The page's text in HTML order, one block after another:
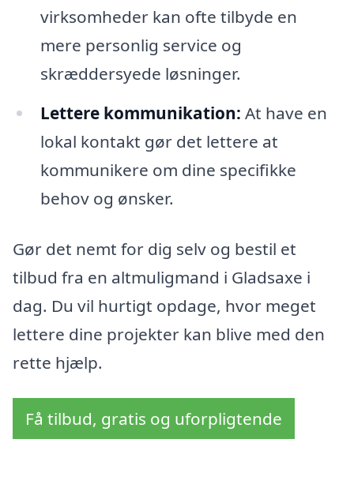
virksomheder kan ofte tilbyde en
mere personlig service og
skræddersyede løsninger.
Lettere kommunikation: At have en
lokal kontakt gør det lettere at
kommunikere om dine specifikke
behov og ønsker.
Gør det nemt for dig selv og bestil et
tilbud fra en altmuligmand i Gladsaxe i
dag. Du vil hurtigt opdage, hvor meget
lettere dine projekter kan blive med den
rette hjælp.
Få tilbud, gratis og uforpligtende